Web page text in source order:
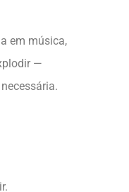
em música,
—